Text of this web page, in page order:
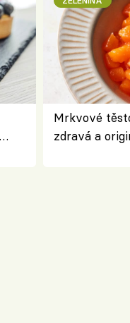
Mrkvové
zdravá a